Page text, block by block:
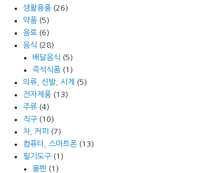
생활용품(26)
약품(5)
음료(6)
음식 (28)
배달음식 (5)
즉석식품(1)
의류, 신발, 시계
(5)
전자제품(13)
주류(4)
직구(10)
차, 커피
(7)
컴퓨터, 스마트폰(13)
필기도구(1)
볼펜 (1)